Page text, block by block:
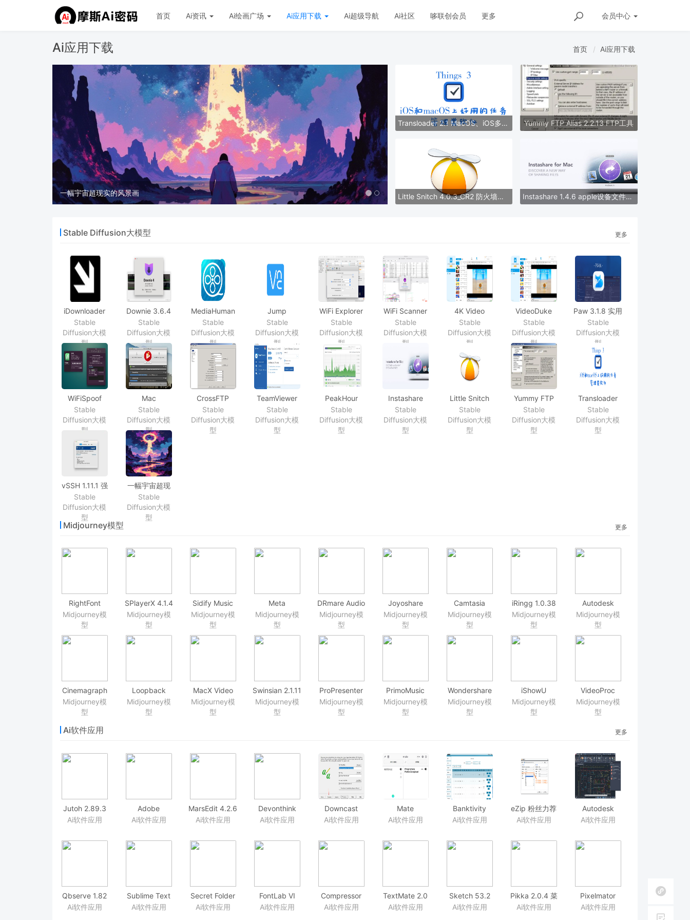
会员中心
首页 Ai资讯 Ai绘画广场 Ai应用下载 Ai超级导航 Ai社区 哆联创会员 更多
Ai应用下载 首页 Ai应用下载
一幅宇宙超现实的风景画
Transloader 2.1 MacOS、iOS多平台协作的下载工具 Yummy FTP Alias 2.2.13 FTP工具
Little Snitch 4.0.3_CR2 防火墙工具 Instashare 1.4.6 apple设备文件快传工具
Stable Diffusion大模型 更多
iDownloader
2.1.5 下载工具
Stable
Diffusion大模
型
Downie 3.6.4
视频下载工具
Stable
Diffusion大模
型
MediaHuman
Downloader
3.9.9.13(1803)
视频下载
Stable
Diffusion大模
型
Jump
Desktop
8.2.14 远程桌
面
Stable
Diffusion大模
型
WiFi Explorer
Pro 2.1.6 Mac
上强大的WiFi
无线扫描和管
理工具
Stable
Diffusion大模
型
WiFi Scanner
2.9 无线WiFi网
络管理工具
Stable
Diffusion大模
型
4K Video
Downloader
4.5.0 下载高品
质的YouTube
视频
Stable
Diffusion大模
型
VideoDuke
1.0(204) 视频
下载
Stable
Diffusion大模
型
Paw 3.1.8 实用
的HTTP/REST
服务测试工具
Stable
Diffusion大模
型
WiFiSpoof
3.4.3 MAC地
址修改工具
Stable
Diffusion大模
型
Mac
VideoRipper
Pro 1.0.8 在线
视频下载工具
Stable
Diffusion大模
型
CrossFTP
1.99.0 非常给
力的ftp/sftp工
具
Stable
Diffusion大模
型
TeamViewer
远程支持、远
程访问、在线
协作和会议
Stable
Diffusion大模
型
PeakHour
4.0.12 实时了
解您的网络状
况
Stable
Diffusion大模
型
Instashare
1.4.6 apple设
备文件快传工
具
Stable
Diffusion大模
型
Little Snitch
4.0.3_CR2 防
火墙工具
Stable
Diffusion大模
型
Yummy FTP
Alias 2.2.13
FTP工具
Stable
Diffusion大模
型
Transloader
2.1 MacOS、
iOS多平台协作
的下载工具
Stable
Diffusion大模
型
vSSH 1.11.1 强
大的多标签ssh
工具
Stable
Diffusion大模
型
一幅宇宙超现
实的风景画
Stable
Diffusion大模
型
Midjourney模型 更多
RightFont
5.4.1(2474) 超
级好用的字体
管理工具
Midjourney模
型
SPlayerX 4.1.4
射手播放器
Midjourney模
型
Sidify Music
Converter
1.3.2 优秀的音
乐转换工具
Midjourney模
型
Meta
1.9.2(2358) 音
频元数据音乐
标签信息编辑
Midjourney模
型
DRmare Audio
Converter
2.0.2.16 DRM
音频清除转换
Midjourney模
型
Joyoshare
Screen
Recorder
2.0.0.22 Mac
屏幕录制应用
Midjourney模
型
Camtasia
2018.0.8(105822)
强大且易用的
视频录制和剪
Midjourney模
型
iRingg 1.0.38
iPhone铃声制
作
Midjourney模
型
Autodesk
MayaLT 2019
最牛3D动画软
件
Midjourney模
型
Cinemagraph
Pro 2.7.1 专业
的动态图片与
Midjourney模
型
Loopback
2.0.0 高端虚拟
录音工作室
Midjourney模
型
MacX Video
Converter Pro
6.4.0(20181213)
Midjourney模
型
Swinsian 2.1.11
专业的好用的
Mac音乐播放
Midjourney模
型
ProPresenter
6.3.8 现场演出
和媒体演示工
Midjourney模
型
PrimoMusic
1.6-20181024
音乐管理工具
Midjourney模
型
Wondershare
AllMyMusic
2.4.1 音频录制
Midjourney模
型
iShowU
Instant 1.2.11
实时屏幕录制
Midjourney模
型
VideoProc
3.2(2019013001)
视频格式转换
Midjourney模
型
Ai软件应用 更多
Jutoh 2.89.3
电子书设计制
Ai软件应用
Adobe
Acrobat Pro
2019.010.20098
强大的PDF编
Ai软件应用
MarsEdit 4.2.6
博客写作软件
Ai软件应用
Devonthink
Pro Office
理用具
Ai软件应用
Downcast
2.9.38
工具
Ai软件应用
Mate
Translate 5.1.3
翻译工具
Ai软件应用
Banktivity
7.1.2 财务管理
Ai软件应用
eZip 粉丝力荐
的压缩软件
Ai软件应用
Autodesk
AutoCAD
CAD绘图工具
Ai软件应用
Qbserve 1.82
追踪你在 Mac
Ai软件应用
Sublime Text
3.2 Build 3202
Ai软件应用
Secret Folder
Pro 9.7 文件夹
Ai软件应用
FontLab VI
6.1.3(7013) 字
Ai软件应用
Compressor
4.4.4 苹果官方
Ai软件应用
TextMate 2.0
RC 23 著名的
Ai软件应用
Sketch 53.2
轻量易用的矢
Ai软件应用
Pikka 2.0.4 菜
单栏屏幕取色
Ai软件应用
Pixelmator
3.8.2(90215)
Ai软件应用